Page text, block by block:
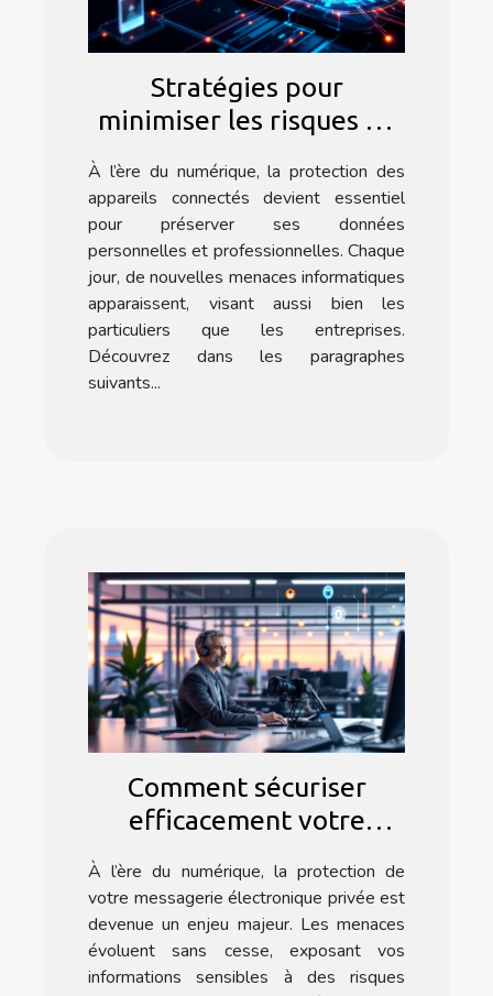
Stratégies pour
minimiser les risques de
appareils connectés
À l’ère du numérique, la protection des
appareils connectés devient essentiel
pour préserver ses données
personnelles et professionnelles. Chaque
jour, de nouvelles menaces informatiques
apparaissent, visant aussi bien les
particuliers que les entreprises.
Découvrez dans les paragraphes
suivants...
Comment sécuriser
efficacement votre
messagerie électronique
privée ?
À l’ère du numérique, la protection de
votre messagerie électronique privée est
devenue un enjeu majeur. Les menaces
évoluent sans cesse, exposant vos
informations sensibles à des risques